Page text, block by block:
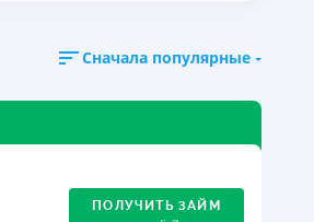
Сначала популярные
ПОЛУЧИТЬ ЗАЙМ